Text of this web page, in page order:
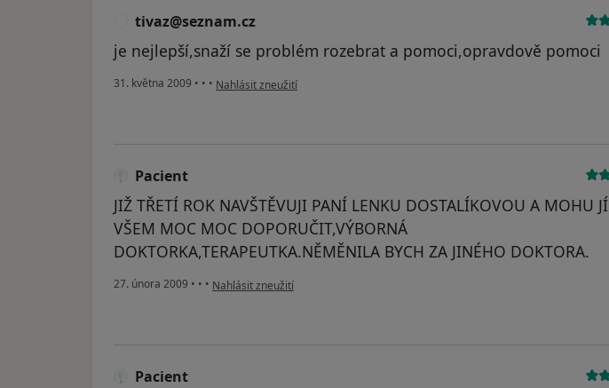
tivaz@seznam.cz
je nejlepší,snaží se problém rozebrat a pomoci,opravdově pomoci
31. května 2009 • • • podle názoru uživatele tivaz@seznam.cz
Nahlásit zneužití
Pacient
JIŽ TŘETÍ ROK NAVŠTĚVUJI PANÍ LENKU DOSTALÍKOVOU A MOHU JÍ
VŠEM MOC MOC DOPORUČIT,VÝBORNÁ
DOKTORKA,TERAPEUTKA.NĚMĚNILA BYCH ZA JINÉHO DOKTORA.
27. února 2009 • • • podle názoru uživatele Pacient
Nahlásit zneužití
Pacient